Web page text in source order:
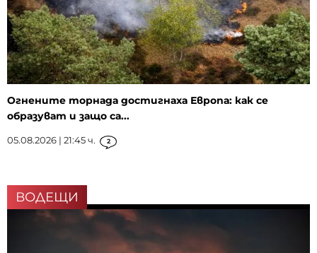
Огнените торнада достигнаха Европа: как се
образуват и защо са...
05.08.2026 | 21:45 ч. 2
ВОДЕЩИ